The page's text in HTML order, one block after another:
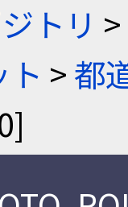
トリ >
>都